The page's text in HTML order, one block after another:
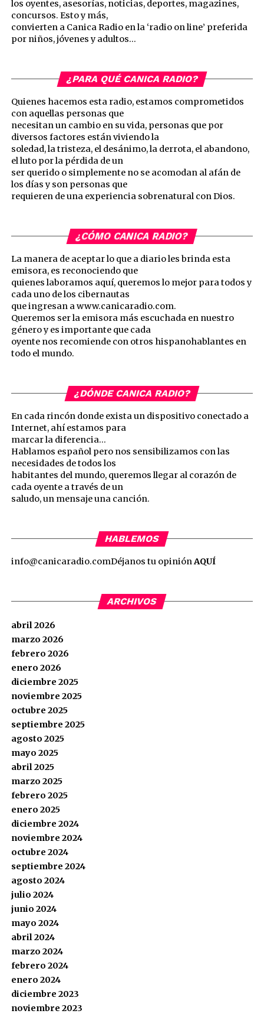
los oyentes, asesorías, noticias, deportes, magazines,
concursos. Esto y más,
convierten a Canica Radio en la ‘radio on line’ preferida
por niños, jóvenes y adultos…
¿PARA QUÉ CANICA RADIO?
Quienes hacemos esta radio, estamos comprometidos
con aquellas personas que
necesitan un cambio en su vida, personas que por
diversos factores están viviendo la
soledad, la tristeza, el desánimo, la derrota, el abandono,
el luto por la pérdida de un
ser querido o simplemente no se acomodan al afán de
los días y son personas que
requieren de una experiencia sobrenatural con Dios.
¿CÓMO CANICA RADIO?
La manera de aceptar lo que a diario les brinda esta
emisora, es reconociendo que
quienes laboramos aquí, queremos lo mejor para todos y
cada uno de los cibernautas
que ingresan a www.canicaradio.com.
Queremos ser la emisora más escuchada en nuestro
género y es importante que cada
oyente nos recomiende con otros hispanohablantes en
todo el mundo.
¿DÓNDE CANICA RADIO?
En cada rincón donde exista un dispositivo conectado a
Internet, ahí estamos para
marcar la diferencia…
Hablamos español pero nos sensibilizamos con las
necesidades de todos los
habitantes del mundo, queremos llegar al corazón de
cada oyente a través de un
saludo, un mensaje una canción.
HABLEMOS
info@canicaradio.comDéjanos tu opiniónAQUÍ
ARCHIVOS
abril 2026
marzo 2026
febrero 2026
enero 2026
diciembre 2025
noviembre 2025
octubre 2025
septiembre 2025
agosto 2025
mayo 2025
abril 2025
marzo 2025
febrero 2025
enero 2025
diciembre 2024
noviembre 2024
octubre 2024
septiembre 2024
agosto 2024
julio 2024
junio 2024
mayo 2024
abril 2024
marzo 2024
febrero 2024
enero 2024
diciembre 2023
noviembre 2023